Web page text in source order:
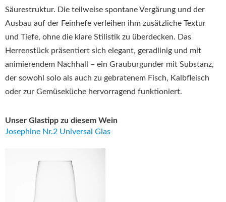
Säurestruktur. Die teilweise spontane Vergärung und der
Ausbau auf der Feinhefe verleihen ihm zusätzliche Textur
und Tiefe, ohne die klare Stilistik zu überdecken. Das
Herrenstück präsentiert sich elegant, geradlinig und mit
animierendem Nachhall – ein Grauburgunder mit Substanz,
der sowohl solo als auch zu gebratenem Fisch, Kalbfleisch
oder zur Gemüseküche hervorragend funktioniert.
Unser Glastipp zu diesem Wein
Josephine Nr.2 Universal Glas